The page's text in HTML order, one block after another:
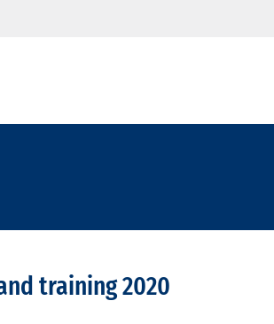
training 2020